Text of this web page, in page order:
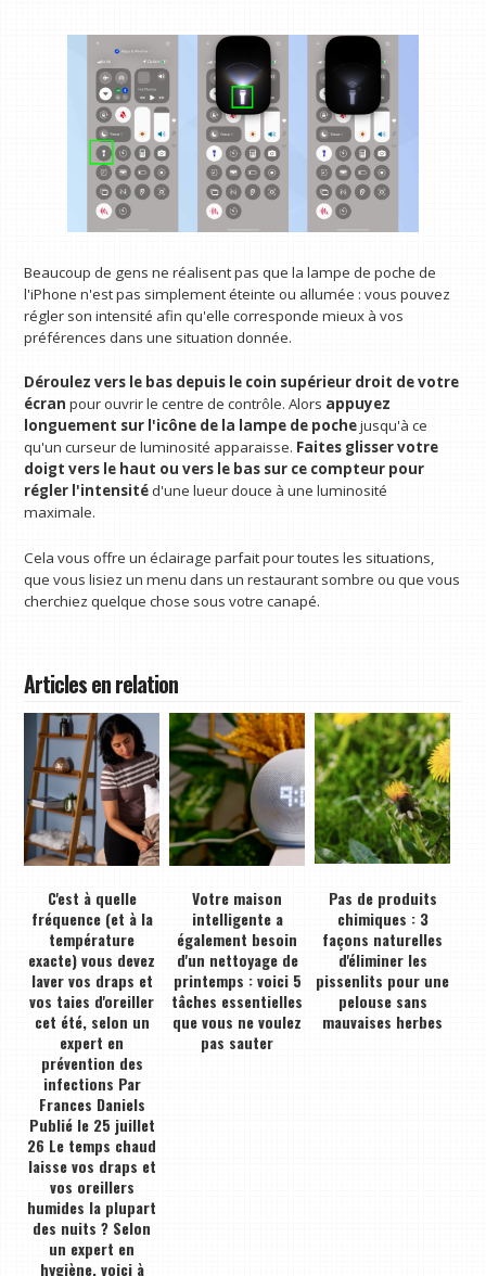
Beaucoup de gens ne réalisent pas que la lampe de poche de
l'iPhone n'est pas simplement éteinte ou allumée : vous pouvez
régler son intensité afin qu'elle corresponde mieux à vos
préférences dans une situation donnée.
Déroulez vers le bas depuis le coin supérieur droit de votre
écran pour ouvrir le centre de contrôle. Alors appuyez
longuement sur l'icône de la lampe de pochejusqu'à ce
qu'un curseur de luminosité apparaisse. Faites glisser votre
doigt vers le haut ou vers le bas sur ce compteur pour
régler l'intensitéd'une lueur douce à une luminosité
maximale.
Cela vous offre un éclairage parfait pour toutes les situations,
que vous lisiez un menu dans un restaurant sombre ou que vous
cherchiez quelque chose sous votre canapé.
Articles en relation
C'est à quelle
fréquence (et à la
température
exacte) vous devez
laver vos draps et
vos taies d'oreiller
cet été, selon un
expert en
prévention des
infections Par
Frances Daniels
Publié le 25 juillet
26 Le temps chaud
laisse vos draps et
vos oreillers
humides la plupart
des nuits ? Selon
un expert en
hygiène, voici à
Votre maison
intelligente a
également besoin
d'un nettoyage de
printemps : voici 5
tâches essentielles
que vous ne voulez
pas sauter
Pas de produits
chimiques : 3
façons naturelles
d'éliminer les
pissenlits pour une
pelouse sans
mauvaises herbes